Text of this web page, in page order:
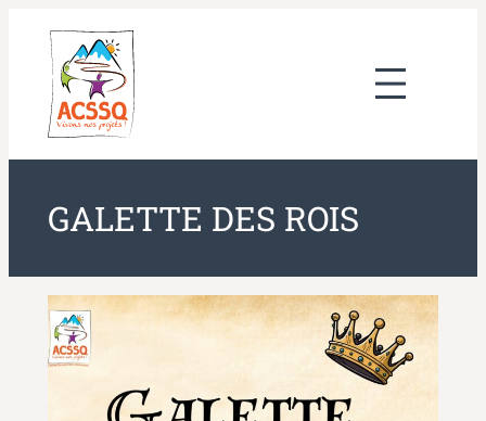
contenu
GALETTE DES ROIS